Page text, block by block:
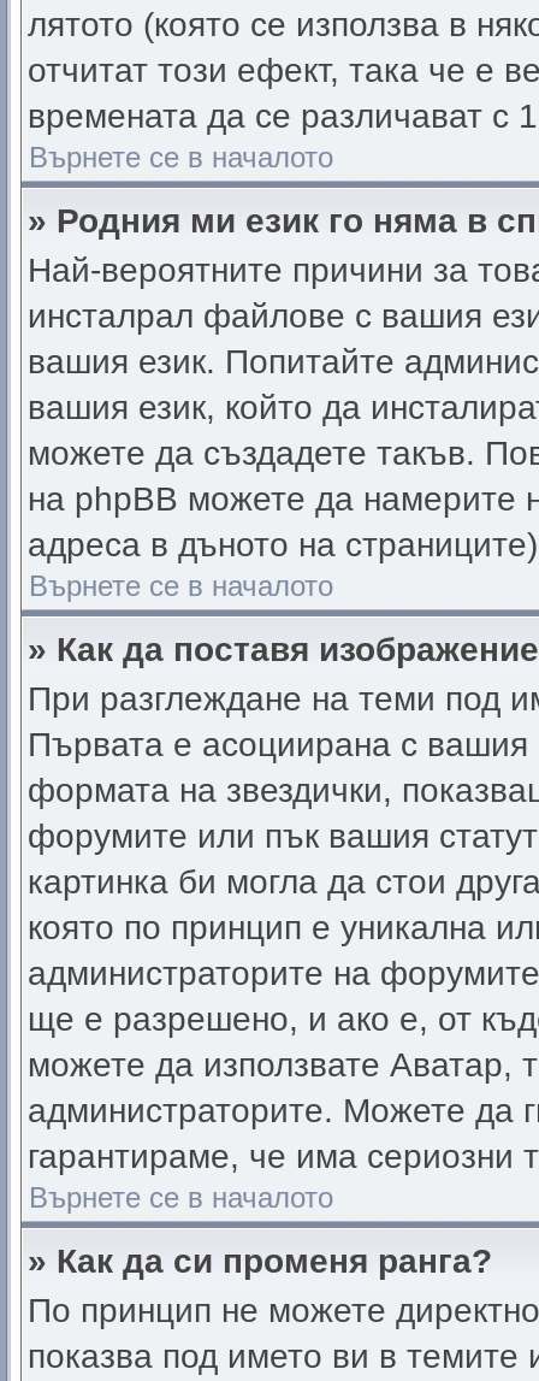
лятото (която се използва в
отчитат този ефект, така че е
времената да се различават с
Върнете се в началото
» Родния ми език го няма в
Най-вероятните причини за
инсталрал файлове с вашия
вашия език. Попитайте
вашия език, който да
можете да създадете такъв.
на phpBB можете да намерите
адреса в дъното на
Върнете се в началото
» Как да поставя
При разглеждане на теми под
Първата е асоциирана с вашия
формата на звездички,
форумите или пък вашия
картинка би могла да стои
която по принцип е уникална
администраторите на
ще е разрешено, и ако е, от
можете да използвате Аватар,
администраторите. Можете да
гарантираме, че има сериозни
Върнете се в началото
» Как да си променя ранга?
По принцип не можете
показва под името ви в